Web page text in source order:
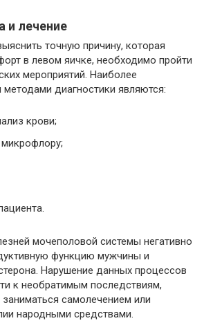
и лечение
точную причину, которая
в левом яичке, необходимо пройти
мероприятий. Наиболее
диагностики являются:
крови;
мочеполовой системы негативно
функцию мужчины и
Нарушение данных процессов
к необратимым последствиям,
заниматься самолечением или
народными средствами.